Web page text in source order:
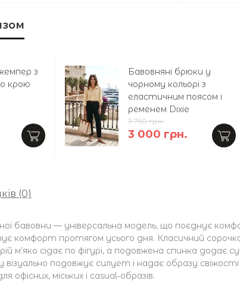
з
крою
Бавовняні брюки у
чорному кольорі з
еластичним поясом і
ременем Dixie
3 750 грн.
3 000 грн.
(0)
бавовни — універсальна модель, що поєднує
комфорт протягом усього дня. Класичний
м’яко сідає по фігурі, а подовжена спинка
подовжує силует і надає образу
міських і casual‑образів.